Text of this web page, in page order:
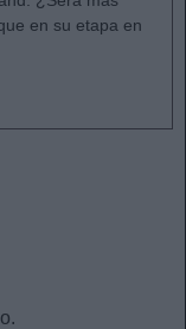
en su etapa en